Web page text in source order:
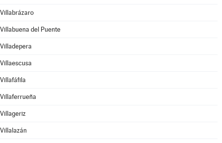
Villabrázaro
Villabuena del Puente
Villadepera
Villaescusa
Villafáfila
Villaferrueña
Villageriz
Villalazán